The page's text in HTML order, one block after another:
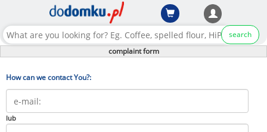
search
complaint form
How can we contact You?:
lub